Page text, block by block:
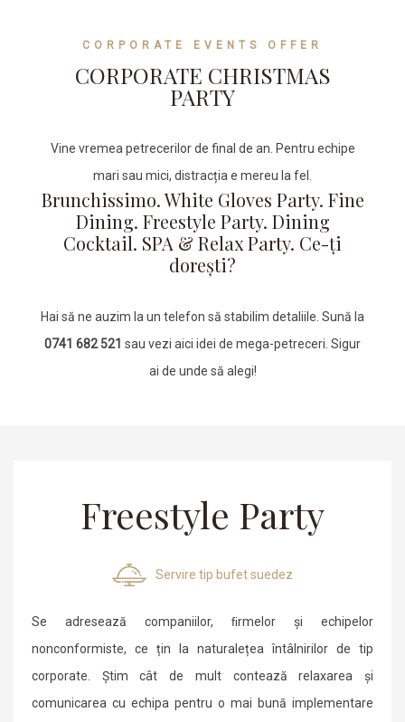
CORPORATE EVENTS OFFER
CORPORATE CHRISTMAS
PARTY
Vine vremea petrecerilor de final de an. Pentru echipe
mari sau mici, distracția e mereu la fel.
Brunchissimo. White Gloves Party. Fine
Dining. Freestyle Party. Dining
Cocktail. SPA & Relax Party. Ce-ți
dorești?
Hai să ne auzim la un telefon să stabilim detaliile. Sună la
0741 682 521 sau vezi aici idei de mega-petreceri. Sigur
ai de unde să alegi!
Freestyle Party
Servire tip bufet suedez
Se adresează companiilor, ﬁrmelor și echipelor
nonconformiste, ce țin la naturalețea întâlnirilor de tip
corporate. Știm cât de mult contează relaxarea și
comunicarea cu echipa pentru o mai bună implementare